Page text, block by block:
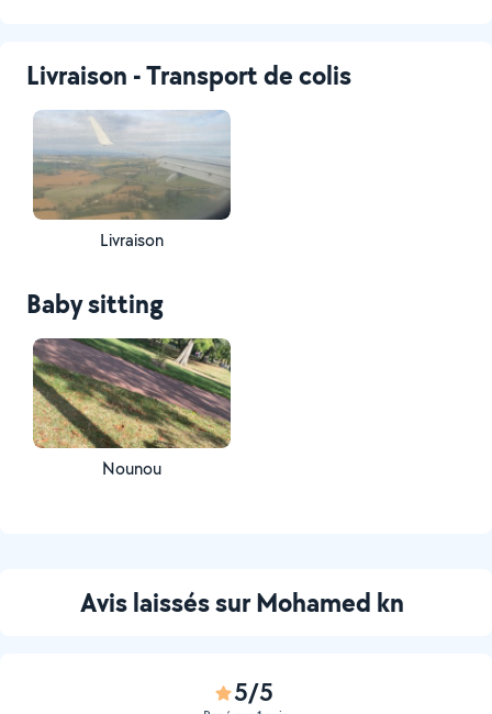
Livraison - Transport de colis
Livraison
Baby sitting
Nounou
Avis laissés sur Mohamed kn
5/5